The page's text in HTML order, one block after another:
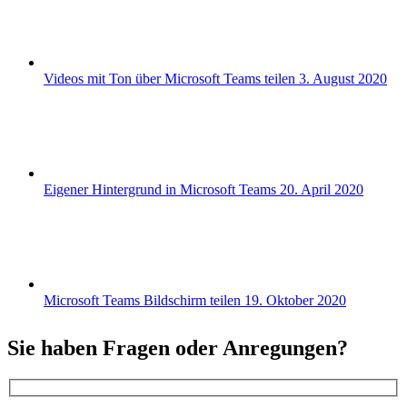
Videos mit Ton über Microsoft Teams teilen 3. August 2020
Eigener Hintergrund in Microsoft Teams 20. April 2020
Microsoft Teams Bildschirm teilen 19. Oktober 2020
Sie haben Fragen oder Anregungen?